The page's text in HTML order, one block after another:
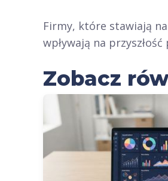
Firmy, które stawiają
wpływają na
Zobacz